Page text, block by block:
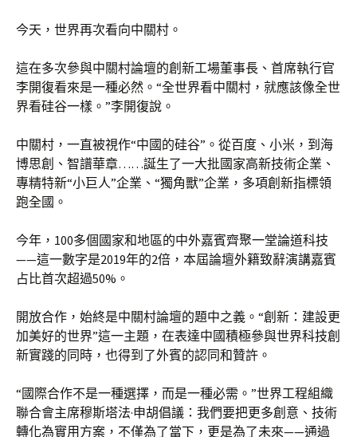
今天，世界再次看向中關村。
這在多次參與中關村論壇的創新工場董事長、首席執行官
李開復看來是一種必然。“全世界看中關村，就應該像全世
界看硅谷一樣。”李開復說。
中關村，一直被視作“中國的硅谷”。從百度、小米，到海
博思創、智譜華章……誕生了一大批國家高新技術企業、
專精特新“小巨人”企業、“獨角獸”企業，多項創新指標領
跑全國。
今年，100多個國家和地區的中外嘉賓齊聚一堂論道科技
——這一數字是2019年的2倍，本屆論壇外籍致辭演講嘉賓
占比首次超過50%。
開放合作，始終是中關村論壇的題中之義。“創新：建設更
加美好的世界”這一主題，在表達中國積極參與世界科技創
新實踐的同時，也得到了外賓的認同和贊許。
“國際合作不是一種選擇，而是一種必需。”世界工程組織
聯合會主席穆斯塔法·申胡倡議：我們要把更多創意、技術
轉化為實用方案，不僅為了當下，更是為了未來——通過